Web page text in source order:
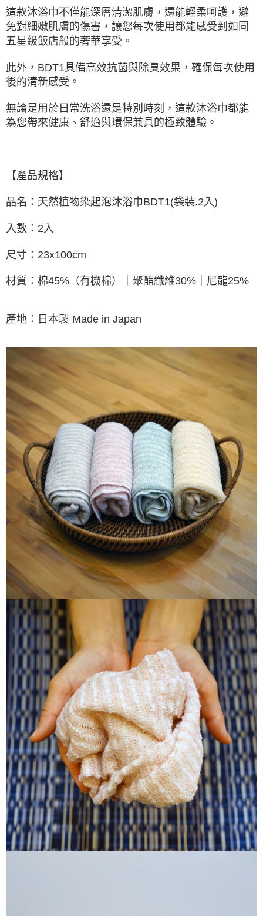
這款沐浴巾不僅能深層清潔肌膚，還能輕柔呵護，避
免對細嫩肌膚的傷害，讓您每次使用都能感受到如同
五星級飯店般的奢華享受。
此外，BDT1具備高效抗菌與除臭效果，確保每次使用
後的清新感受。
無論是用於日常洗浴還是特別時刻，這款沐浴巾都能
為您帶來健康、舒適與環保兼具的極致體驗。
【產品規格】
品名：天然植物染起泡沐浴巾BDT1(袋裝.2入)
入數：2入
尺寸：23x100cm
材質：棉45%（有機棉）｜聚酯纖維30%｜尼龍25%
產地：日本製 Made in Japan